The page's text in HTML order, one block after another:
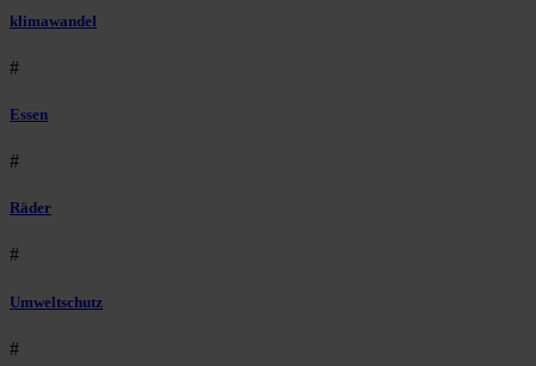
klimawandel
#
Essen
#
Räder
#
Umweltschutz
#